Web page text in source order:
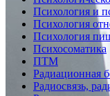
Психология и
Психология
Психология
Психосоматика
ПТМ
Радиационная
Радиосвязь,